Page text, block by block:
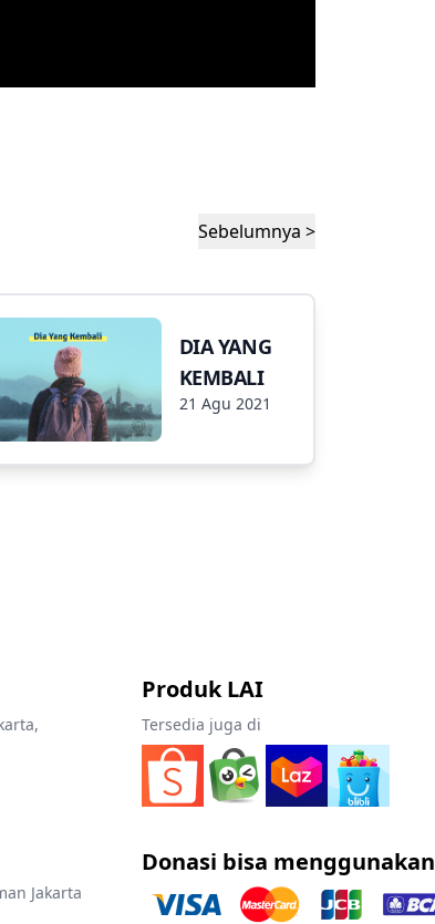
Sebelumnya >
DIA YANG
KEMBALI
21 Agu 2021
Jakarta
Produk LAI
Tersedia juga di
Donasi bisa menggunakan